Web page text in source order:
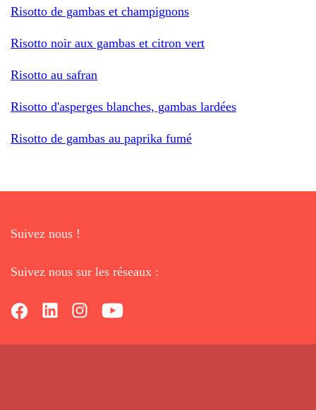
Risotto de gambas et champignons
Risotto noir aux gambas et citron vert
Risotto au safran
Risotto d'asperges blanches, gambas lardées
Risotto de gambas au paprika fumé
Suivez nous !
Suivez nous sur les réseaux :